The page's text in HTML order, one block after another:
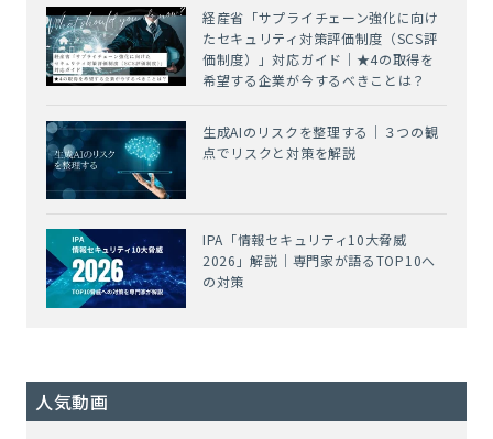
経産省「サプライチェーン強化に向け
たセキュリティ対策評価制度（SCS評
価制度）」対応ガイド｜★4の取得を
希望する企業が今するべきことは？
生成AIのリスクを整理する｜３つの観
点でリスクと対策を解説
IPA「情報セキュリティ10大脅威
2026」解説｜専門家が語るTOP10へ
の対策
人気動画